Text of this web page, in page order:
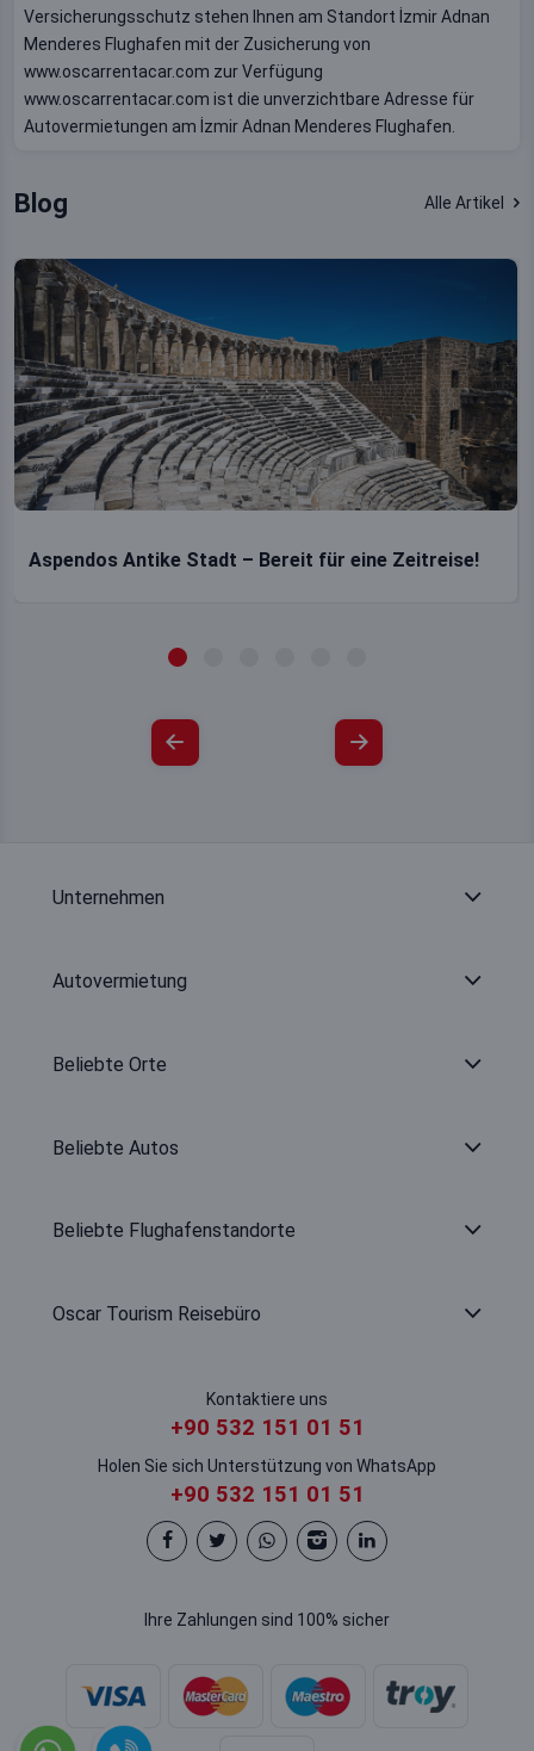
Versicherungsschutz stehen Ihnen am Standort İzmir Adnan
Menderes Flughafen mit der Zusicherung von
www.oscarrentacar.com zur Verfügung
www.oscarrentacar.com ist die unverzichtbare Adresse für
Autovermietungen am İzmir Adnan Menderes Flughafen.
Blog Alle Artikel
Aspendos Antike Stadt – Bereit für eine Zeitreise!
Unternehmen
Autovermietung
Beliebte Orte
Beliebte Autos
Beliebte Flughafenstandorte
Oscar Tourism Reisebüro
Kontaktiere uns
+90 532 151 01 51
Holen Sie sich Unterstützung von WhatsApp
+90 532 151 01 51
Ihre Zahlungen sind 100% sicher